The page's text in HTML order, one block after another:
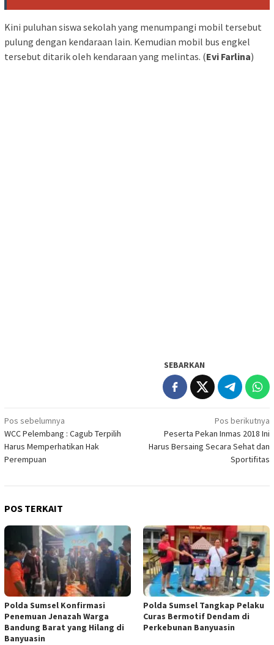
Kini puluhan siswa sekolah yang menumpangi mobil tersebut
pulung dengan kendaraan lain. Kemudian mobil bus engkel
tersebut ditarik oleh kendaraan yang melintas. (Evi Farlina)
SEBARKAN
Navigasi
pos
Pos sebelumnya
WCC Pelembang : Cagub Terpilih
Harus Memperhatikan Hak
Perempuan
Pos berikutnya
Peserta Pekan Inmas 2018 Ini
Harus Bersaing Secara Sehat dan
Sportifitas
POS TERKAIT
Polda Sumsel Konfirmasi
Penemuan Jenazah Warga
Bandung Barat yang Hilang di
Banyuasin
Polda Sumsel Tangkap Pelaku
Curas Bermotif Dendam di
Perkebunan Banyuasin